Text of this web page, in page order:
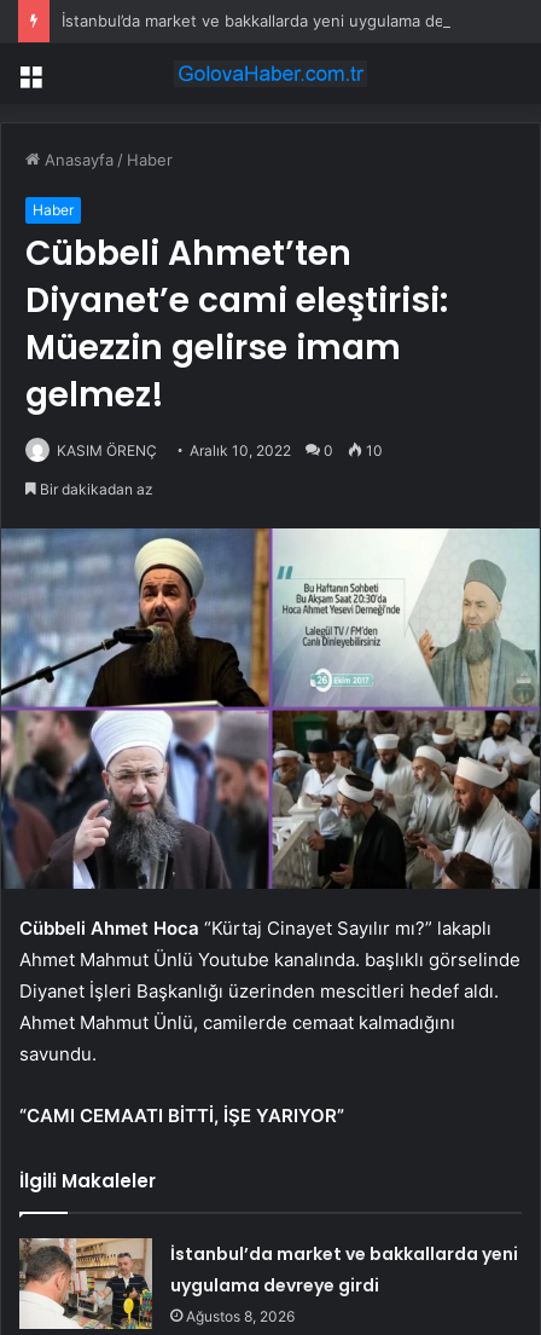
Menü
Anasayfa / Haber
Haber
Cübbeli Ahmet’ten
Diyanet’e cami eleştirisi:
Müezzin gelirse imam
gelmez!
KASIM ÖRENÇ Aralık 10, 2022 0 10
Bir dakikadan az
Cübbeli Ahmet Hoca “Kürtaj Cinayet Sayılır mı?” lakaplı
Ahmet Mahmut Ünlü Youtube kanalında. başlıklı görselinde
Diyanet İşleri Başkanlığı üzerinden mescitleri hedef aldı.
Ahmet Mahmut Ünlü, camilerde cemaat kalmadığını
savundu.
“CAMI CEMAATI BİTTİ, İŞE YARIYOR”
İlgili Makaleler
İstanbul’da market ve bakkallarda yeni
uygulama devreye girdi
Ağustos 8, 2026